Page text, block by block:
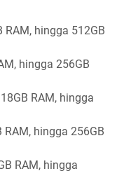
RAM, hingga 512GB
hingga 256GB
RAM, hingga
hingga 256GB
RAM, hingga